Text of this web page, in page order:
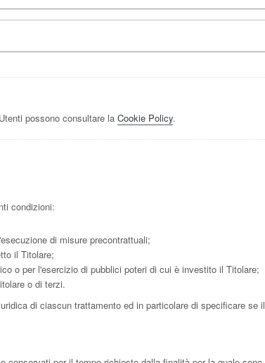
possono consultare la Cookie Policy.
condizioni:
di misure precontrattuali;
il Titolare;
o per l'esercizio di pubblici poteri di cui è investito il Titolare;
o di terzi.
di ciascun trattamento ed in particolare di specificare se